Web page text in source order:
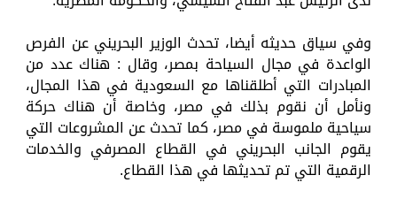
وفي سياق حديثه أيضا، تحدث الوزير البحريني عن الفرص
الواعدة في مجال السياحة بمصر، وقال : هناك عدد من
المبادرات التي أطلقناها مع السعودية في هذا المجال،
ونأمل أن نقوم بذلك في مصر، وخاصة أن هناك حركة
سياحية ملموسة في مصر، كما تحدث عن المشروعات التي
يقوم الجانب البحريني في القطاع المصرفي والخدمات
الرقمية التي تم تحديثها في هذا القطاع.